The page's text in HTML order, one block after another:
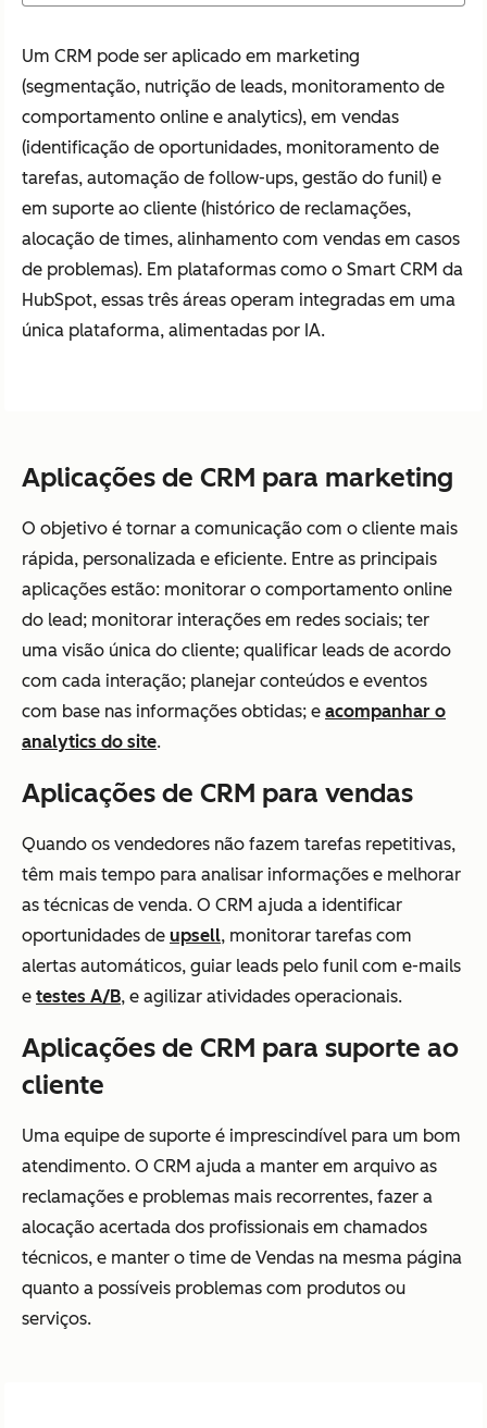
Um CRM pode ser aplicado em marketing
(segmentação, nutrição de leads, monitoramento de
comportamento online e analytics), em vendas
(identificação de oportunidades, monitoramento de
tarefas, automação de follow-ups, gestão do funil) e
em suporte ao cliente (histórico de reclamações,
alocação de times, alinhamento com vendas em casos
de problemas). Em plataformas como o Smart CRM da
HubSpot, essas três áreas operam integradas em uma
única plataforma, alimentadas por IA.
Aplicações de CRM para marketing
O objetivo é tornar a comunicação com o cliente mais
rápida, personalizada e eficiente. Entre as principais
aplicações estão: monitorar o comportamento online
do lead; monitorar interações em redes sociais; ter
uma visão única do cliente; qualificar leads de acordo
com cada interação; planejar conteúdos e eventos
com base nas informações obtidas; e acompanhar o
analytics do site.
Aplicações de CRM para vendas
Quando os vendedores não fazem tarefas repetitivas,
têm mais tempo para analisar informações e melhorar
as técnicas de venda. O CRM ajuda a identificar
oportunidades de upsell, monitorar tarefas com
alertas automáticos, guiar leads pelo funil com e-mails
e testes A/B, e agilizar atividades operacionais.
Aplicações de CRM para suporte ao
cliente
Uma equipe de suporte é imprescindível para um bom
atendimento. O CRM ajuda a manter em arquivo as
reclamações e problemas mais recorrentes, fazer a
alocação acertada dos profissionais em chamados
técnicos, e manter o time de Vendas na mesma página
quanto a possíveis problemas com produtos ou
serviços.